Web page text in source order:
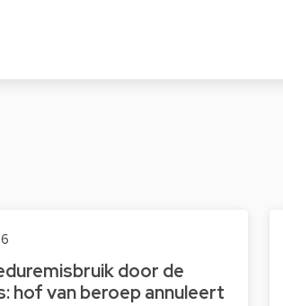
door de
hof van beroep annuleert